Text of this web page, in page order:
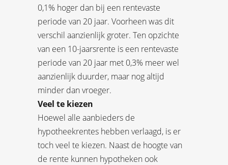
0,1% hoger dan bij een rentevaste
periode van 20 jaar. Voorheen was dit
verschil aanzienlijk groter. Ten opzichte
van een 10-jaarsrente is een rentevaste
periode van 20 jaar met 0,3% meer wel
aanzienlijk duurder, maar nog altijd
minder dan vroeger.
Veel te kiezen
Hoewel alle aanbieders de
hypotheekrentes hebben verlaagd, is er
toch veel te kiezen. Naast de hoogte van
de rente kunnen hypotheken ook